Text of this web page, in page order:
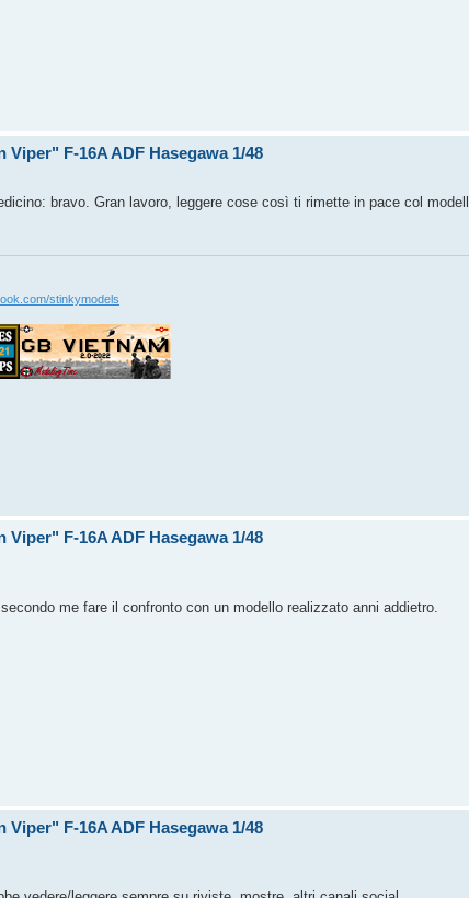
F-16A ADF Hasegawa 1/48
bravo. Gran lavoro, leggere cose così ti rimette in pace col
stinkymodels
F-16A ADF Hasegawa 1/48
me fare il confronto con un modello realizzato anni addietro.
F-16A ADF Hasegawa 1/48